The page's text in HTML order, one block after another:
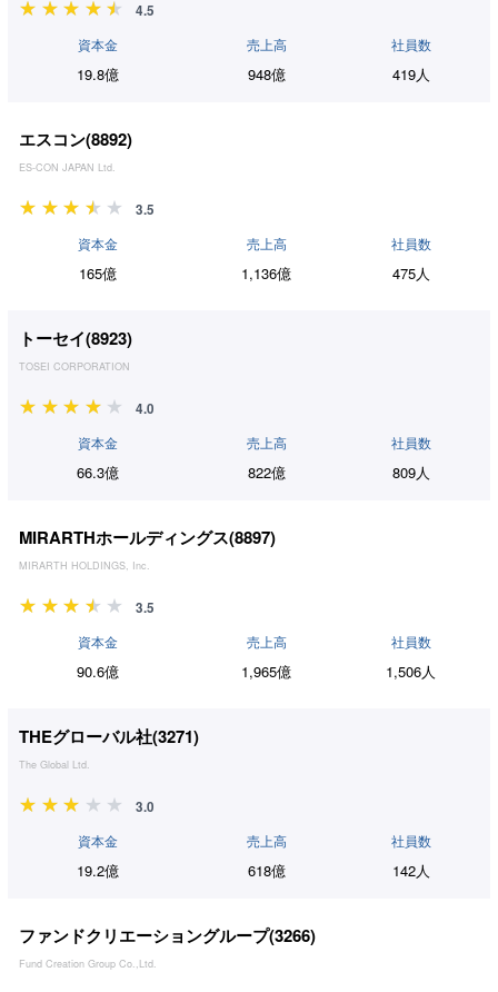
4.5
資本金
19.8億
売上高
948億
社員数
419人
エスコン(8892)
ES-CON JAPAN Ltd.
3.5
資本金
165億
売上高
1,136億
社員数
475人
トーセイ(8923)
TOSEI CORPORATION
4.0
資本金
66.3億
売上高
822億
社員数
809人
MIRARTHホールディングス(8897)
MIRARTH HOLDINGS, Inc.
3.5
資本金
90.6億
売上高
1,965億
社員数
1,506人
THEグローバル社(3271)
The Global Ltd.
3.0
資本金
19.2億
売上高
618億
社員数
142人
ファンドクリエーショングループ(3266)
Fund Creation Group Co.,Ltd.